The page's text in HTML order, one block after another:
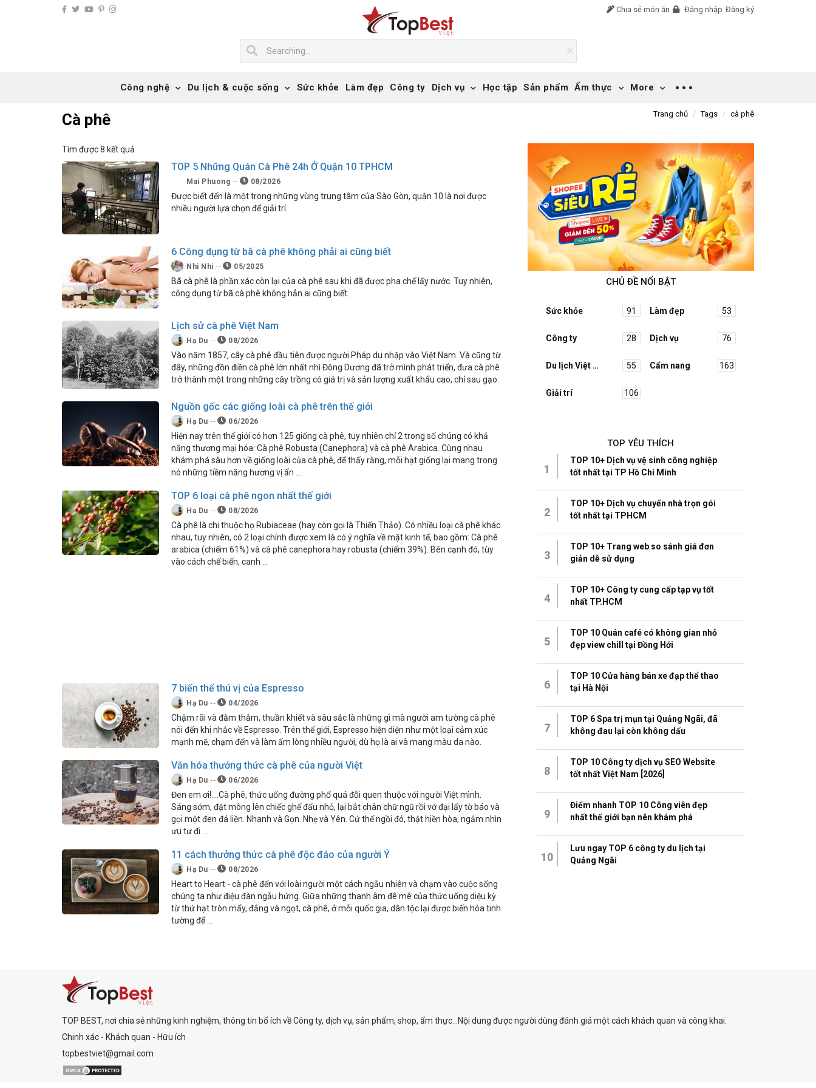
Chia sẻ món ăn Đăng nhập Đăng ký
Công nghệ Du lịch & cuộc sống Sức khỏe Làm đẹp Công ty Dịch vụ Học tập Sản phẩm Ẩm thực More
Cà phê Trang chủ Tags cà phê
Tìm được 8 kết quả
TOP 5 Những Quán Cà Phê 24h Ở Quận 10 TPHCM
Mai Phuong 08/2026
Được biết đến là một trong những vùng trung tâm của Sào Gòn, quận 10 là nơi được
nhiều người lựa chọn để giải trí.
6 Công dụng từ bã cà phê không phải ai cũng biết
Nhi Nhi 05/2025
Bã cà phê là phần xác còn lại của cà phê sau khi đã được pha chế lấy nước. Tuy nhiên,
công dụng từ bã cà phê không hẳn ai cũng biết.
Lịch sử cà phê Việt Nam
Hạ Du 08/2026
Vào năm 1857, cây cà phê đầu tiên được người Pháp du nhập vào Việt Nam. Và cũng từ
đây, những đồn điền cà phê lớn nhất nhì Đông Dương đã trở mình phát triển, đưa cà phê
trở thành một trong những cây trồng có giá trị và sản lượng xuất khẩu cao, chỉ sau gạo.
Nguồn gốc các giống loài cà phê trên thế giới
Hạ Du 06/2026
Hiện nay trên thế giới có hơn 125 giống cà phê, tuy nhiên chỉ 2 trong số chúng có khả
năng thương mại hóa: Cà phê Robusta (Canephora) và cà phê Arabica. Cùng nhau
khám phá sâu hơn về giống loài của cà phê, để thấy rằng, mỗi hạt giống lại mang trong
nó những tiềm năng hương vị ẩn …
TOP 6 loại cà phê ngon nhất thế giới
Hạ Du 08/2026
Cà phê là chi thuộc họ Rubiaceae (hay còn gọi là Thiến Thảo). Có nhiều loại cà phê khác
nhau, tuy nhiên, có 2 loại chính được xem là có ý nghĩa về mặt kinh tế, bao gồm: Cà phê
arabica (chiếm 61%) và cà phê canephora hay robusta (chiếm 39%). Bên cạnh đó, tùy
vào cách chế biến, canh …
7 biến thể thú vị của Espresso
Hạ Du 04/2026
Chậm rãi và đằm thắm, thuần khiết và sâu sắc là những gì mà người am tường cà phê
nói đến khi nhắc về Espresso. Trên thế giới, Espresso hiện diện như một loại cảm xúc
mạnh mẽ, chạm đến và làm ấm lòng nhiều người, dù họ là ai và mang màu da nào.
Văn hóa thưởng thức cà phê của người Việt
Hạ Du 06/2026
Đen em ơi!....Cà phê, thức uống đường phố quá đỗi quen thuộc với người Việt mình.
Sáng sớm, đặt mông lên chiếc ghế đẩu nhỏ, lại bắt chân chữ ngũ rồi vớ đại lấy tờ báo và
gọi một đen đá liền. Nhanh và Gọn. Nhẹ và Yên. Cứ thế ngồi đó, thật hiền hòa, ngắm nhìn
ưu tư đi …
11 cách thưởng thức cà phê độc đáo của người Ý
Hạ Du 08/2026
Heart to Heart - cà phê đến với loài người một cách ngẫu nhiên và chạm vào cuộc sống
chúng ta như điệu đàn ngẫu hứng. Giữa những thanh âm đê mê của thức uống diệu kỳ
từ thứ hạt tròn mẩy, đắng và ngọt, cà phê, ở mỗi quốc gia, dân tộc lại được biến hóa tinh
tường để …
CHỦ ĐỀ NỔI BẬT
Sức khỏe 91 Làm đẹp 53
Công ty 28 Dịch vụ 76
Du lịch Việt Nam 55 Cẩm nang 163
Giải trí 106
TOP YÊU THÍCH
1
TOP 10+ Dịch vụ vệ sinh công nghiệp
tốt nhất tại TP Hồ Chí Minh
2
TOP 10+ Dịch vụ chuyển nhà trọn gói
tốt nhất tại TPHCM
3
TOP 10+ Trang web so sánh giá đơn
giản dễ sử dụng
4
TOP 10+ Công ty cung cấp tạp vụ tốt
nhất TP.HCM
5
TOP 10 Quán café có không gian nhỏ
đẹp view chill tại Đồng Hới
6
TOP 10 Cửa hàng bán xe đạp thể thao
tại Hà Nội
7
TOP 6 Spa trị mụn tại Quảng Ngãi, đã
không đau lại còn không dấu
8
TOP 10 Công ty dịch vụ SEO Website
tốt nhất Việt Nam [2026]
9
Điểm nhanh TOP 10 Công viên đẹp
nhất thế giới bạn nên khám phá
10
Lưu ngay TOP 6 công ty du lịch tại
Quảng Ngãi
TOP BEST, nơi chia sẻ những kinh nghiệm, thông tin bổ ích về Công ty, dịch vụ, sản phẩm, shop, ẩm thực...Nội dung được người dùng đánh giá một cách khách quan và công khai.
Chinh xác - Khách quan - Hữu ích
topbestviet@gmail.com